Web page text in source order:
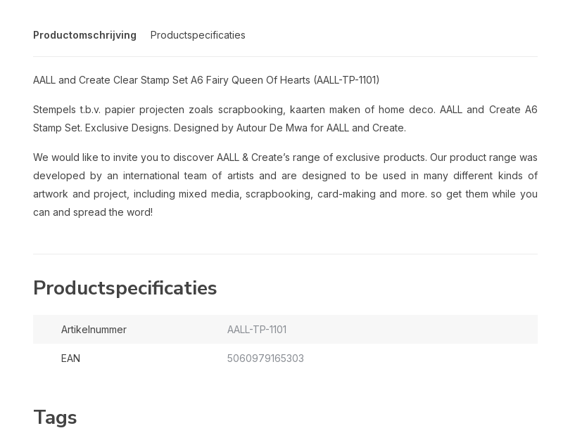
Productomschrijving Productspecificaties
AALL and Create Clear Stamp Set A6 Fairy Queen Of Hearts (AALL-TP-1101)
Stempels t.b.v. papier projecten zoals scrapbooking, kaarten maken of home deco. AALL and Create A6
Stamp Set. Exclusive Designs. Designed by Autour De Mwa for AALL and Create.
We would like to invite you to discover AALL & Create’s range of exclusive products. Our product range was
developed by an international team of artists and are designed to be used in many different kinds of
artwork and project, including mixed media, scrapbooking, card-making and more. so get them while you
can and spread the word!
Productspecificaties
Artikelnummer AALL-TP-1101
EAN 5060979165303
Tags